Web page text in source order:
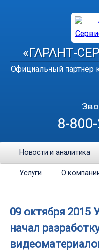
«ГАРАНТ-
Официальный партнер
8-
Новости и аналитика
Услуги О
09 октября 2015
начал